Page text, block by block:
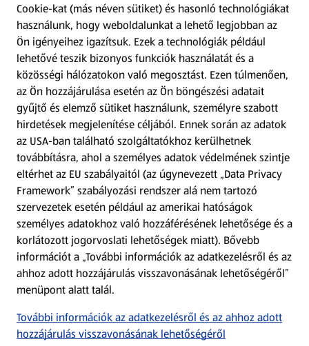
Kérdőív
Fizetési lehetőségek
ALDI utalványok
Árcsökkentés
Adattörlő alkalmazás
Szervizpont
(új oldalon nyílik meg)
Fedezz fel minket az interneten!
Töltsd le az ALDI Magyarország applikációt!
Cookie-kat (más néven sütiket) és hasonló technológiákat
használunk, hogy weboldalunkat a lehető legjobban az
Ön igényeihez igazítsuk. Ezek a technológiák például
lehetővé teszik bizonyos funkciók használatát és a
közösségi hálózatokon való megosztást. Ezen túlmenően,
az Ön hozzájárulása esetén az Ön böngészési adatait
gyűjtő és elemző sütiket használunk, személyre szabott
hirdetések megjelenítése céljából. Ennek során az adatok
az USA-ban található szolgáltatókhoz kerülhetnek
továbbításra, ahol a személyes adatok védelmének szintje
eltérhet az EU szabályaitól (az úgynevezett „Data Privacy
Framework” szabályozási rendszer alá nem tartozó
szervezetek esetén például az amerikai hatóságok
személyes adatokhoz való hozzáférésének lehetősége és a
korlátozott jogorvoslati lehetőségek miatt). Bővebb
információt a „További információk az adatkezelésről és az
ahhoz adott hozzájárulás visszavonásának lehetőségéről”
menüpont alatt talál.
További információk az adatkezelésről és az ahhoz adott
hozzájárulás visszavonásának lehetőségéről